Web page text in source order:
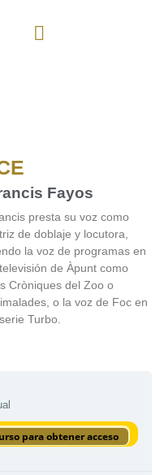
Fayos
presta su voz como
de doblaje y locutora,
la voz de programas en
de Àpunt como
Cròniques del Zoo o
o la voz de Foc en
Turbo.
para obtener acceso